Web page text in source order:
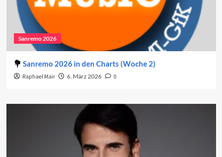
Sanremo 2026
Sanremo 2026 in den Charts (Woche 2)
Raphael Mair 6. März 2026 0